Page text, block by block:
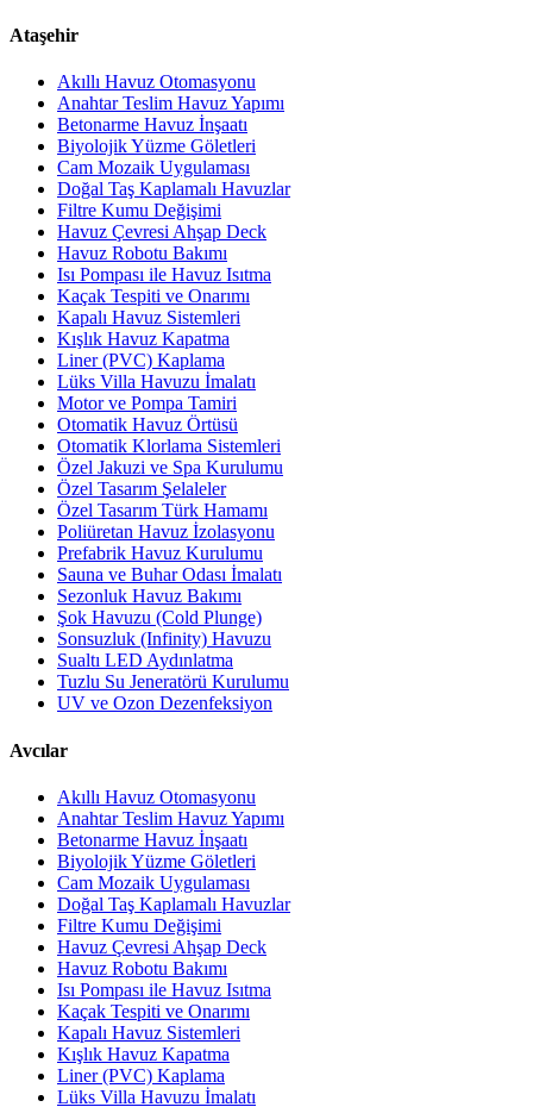
Ataşehir
Akıllı Havuz Otomasyonu
Anahtar Teslim Havuz Yapımı
Betonarme Havuz İnşaatı
Biyolojik Yüzme Göletleri
Cam Mozaik Uygulaması
Doğal Taş Kaplamalı Havuzlar
Filtre Kumu Değişimi
Havuz Çevresi Ahşap Deck
Havuz Robotu Bakımı
Isı Pompası ile Havuz Isıtma
Kaçak Tespiti ve Onarımı
Kapalı Havuz Sistemleri
Kışlık Havuz Kapatma
Liner (PVC) Kaplama
Lüks Villa Havuzu İmalatı
Motor ve Pompa Tamiri
Otomatik Havuz Örtüsü
Otomatik Klorlama Sistemleri
Özel Jakuzi ve Spa Kurulumu
Özel Tasarım Şelaleler
Özel Tasarım Türk Hamamı
Poliüretan Havuz İzolasyonu
Prefabrik Havuz Kurulumu
Sauna ve Buhar Odası İmalatı
Sezonluk Havuz Bakımı
Şok Havuzu (Cold Plunge)
Sonsuzluk (Infinity) Havuzu
Sualtı LED Aydınlatma
Tuzlu Su Jeneratörü Kurulumu
UV ve Ozon Dezenfeksiyon
Avcılar
Akıllı Havuz Otomasyonu
Anahtar Teslim Havuz Yapımı
Betonarme Havuz İnşaatı
Biyolojik Yüzme Göletleri
Cam Mozaik Uygulaması
Doğal Taş Kaplamalı Havuzlar
Filtre Kumu Değişimi
Havuz Çevresi Ahşap Deck
Havuz Robotu Bakımı
Isı Pompası ile Havuz Isıtma
Kaçak Tespiti ve Onarımı
Kapalı Havuz Sistemleri
Kışlık Havuz Kapatma
Liner (PVC) Kaplama
Lüks Villa Havuzu İmalatı